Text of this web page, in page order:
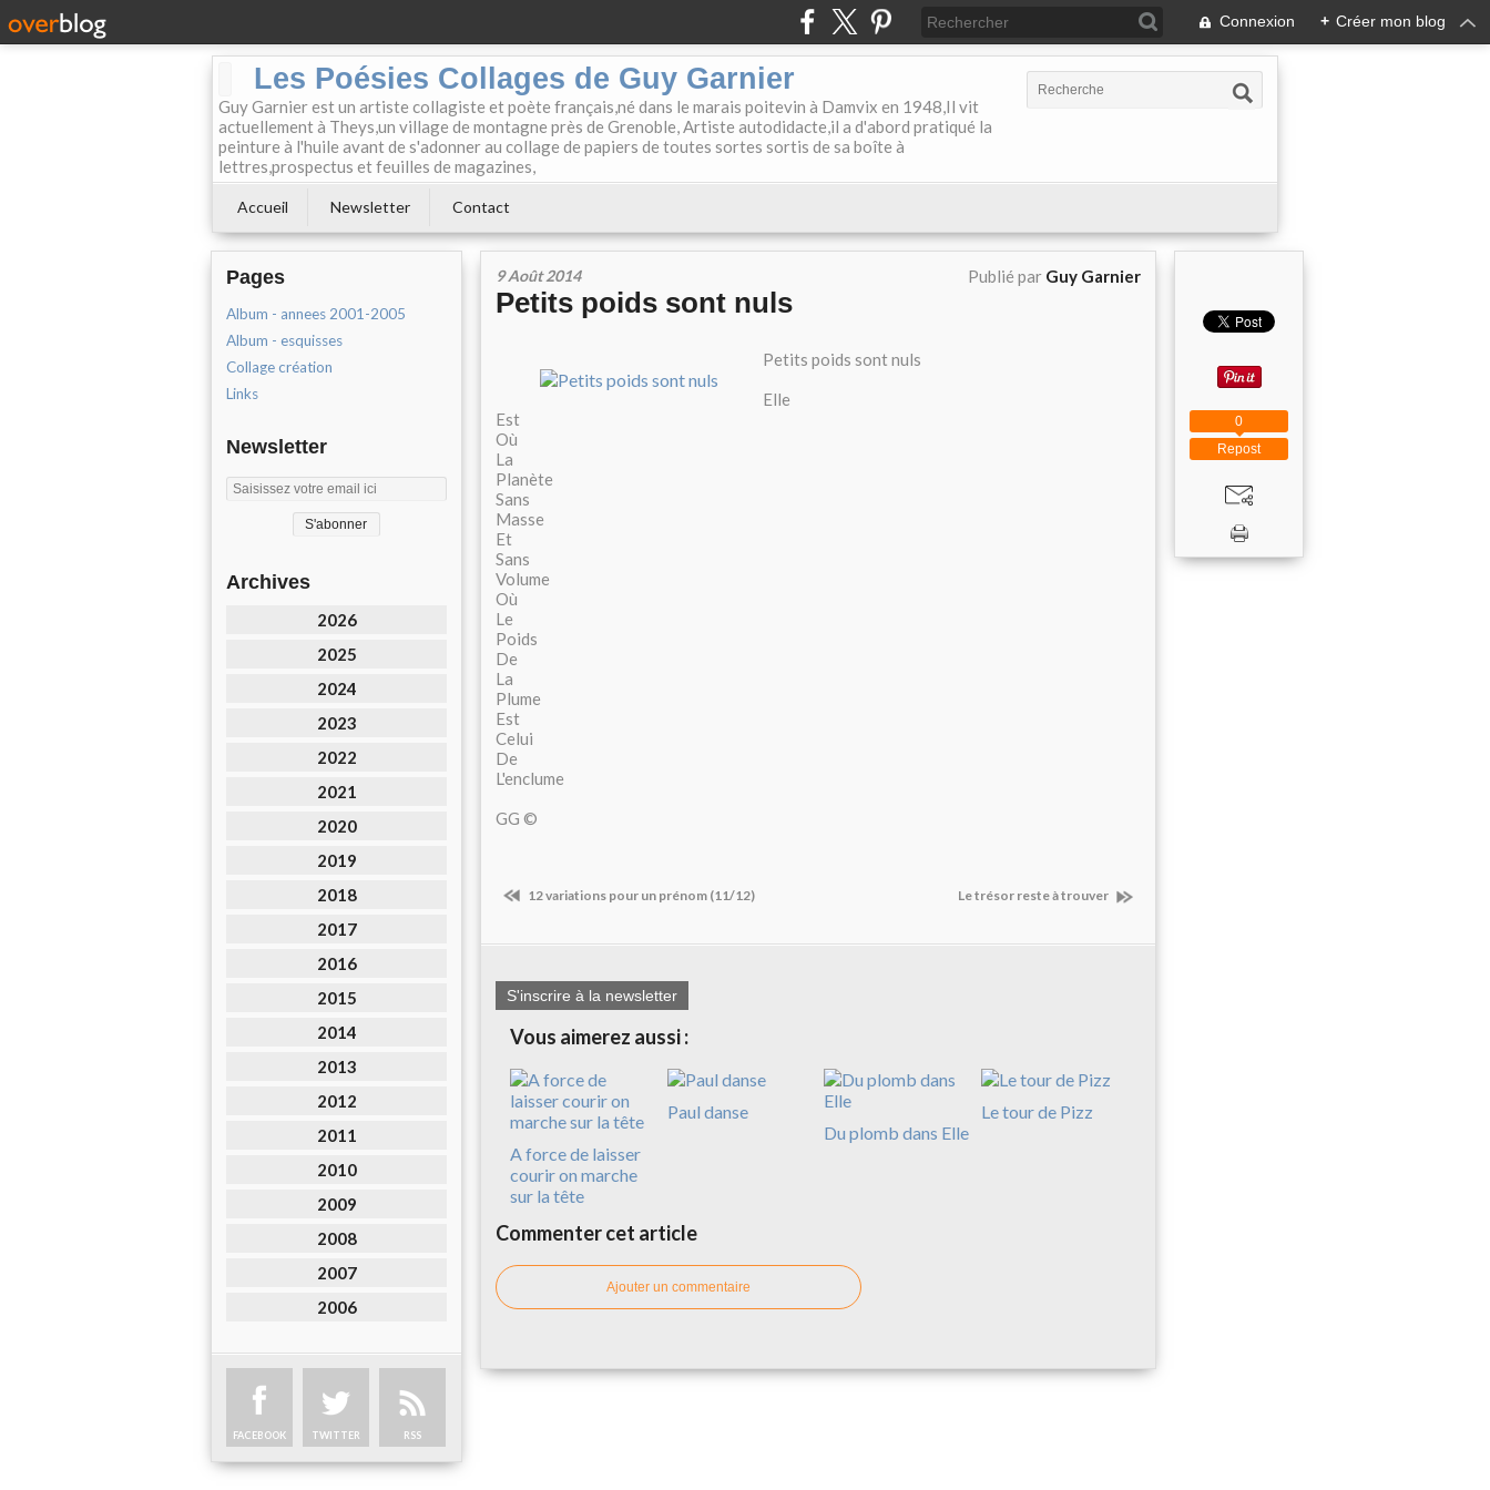
Connexion + Créer mon blog
Les Poésies Collages de Guy Garnier
Guy Garnier est un artiste collagiste et poète français,né dans le marais poitevin à Damvix en 1948,Il vit
actuellement à Theys,un village de montagne près de Grenoble, Artiste autodidacte,il a d'abord pratiqué la
peinture à l'huile avant de s'adonner au collage de papiers de toutes sortes sortis de sa boîte à
lettres,prospectus et feuilles de magazines,
Accueil Newsletter Contact
Pages
Album - annees 2001-2005
Album - esquisses
Collage création
Links
Newsletter
Archives
2026
2025
2024
2023
2022
2021
2020
2019
2018
2017
2016
2015
2014
2013
2012
2011
2010
2009
2008
2007
2006
FACEBOOK TWITTER RSS
9 Août 2014 Publié par Guy Garnier
Petits poids sont nuls
Petits poids sont nuls
Elle
Est
Où
La
Planète
Sans
Masse
Et
Sans
Volume
Où
Le
Poids
De
La
Plume
Est
Celui
De
L'enclume
GG ©
12 variations pour un prénom (11/12) Le trésor reste à trouver
S'inscrire à la newsletter
Vous aimerez aussi :
A force de laisser
courir on marche
sur la tête
Paul danse
Du plomb dans Elle
Le tour de Pizz
Commenter cet article
Ajouter un commentaire
Repost
0